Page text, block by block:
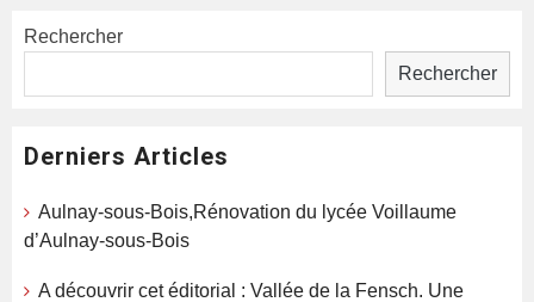
Rechercher
Rechercher
Derniers Articles
Aulnay-sous-Bois,Rénovation du lycée Voillaume
d’Aulnay-sous-Bois
A découvrir cet éditorial : Vallée de la Fensch. Une